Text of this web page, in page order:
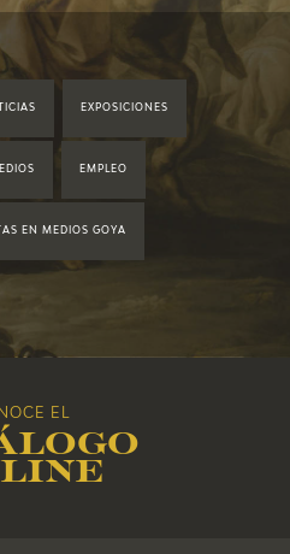
EXPOSICIONES
EMPLEO
EN MEDIOS GOYA
EL